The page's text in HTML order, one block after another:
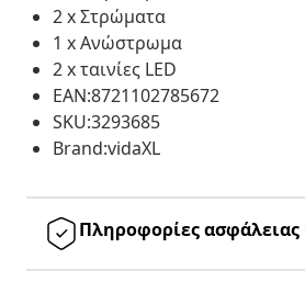
2 x Στρώματα
1 x Ανώστρωμα
2 x ταινίες LED
EAN:8721102785672
SKU:3293685
Brand:vidaXL
Πληροφορίες